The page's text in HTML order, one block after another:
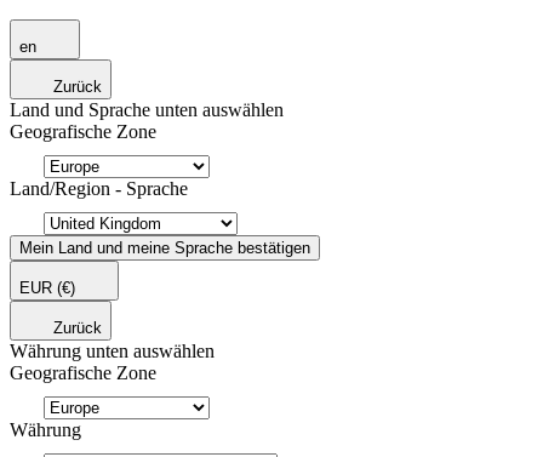
en
Zurück
Land und Sprache unten auswählen
Geografische Zone
Land/Region - Sprache
Mein Land und meine Sprache bestätigen
EUR (€)
Zurück
Währung unten auswählen
Geografische Zone
Währung